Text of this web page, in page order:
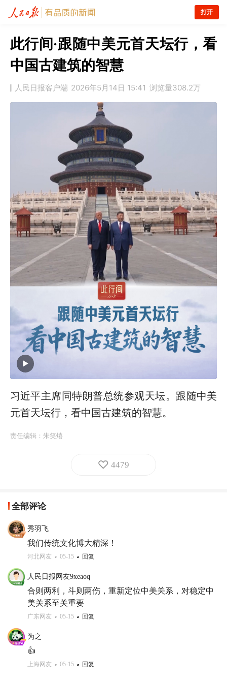
打开
此行间·跟随中美元首天坛行，看
中国古建筑的智慧
人民日报客户端 2026年5月14日 15:41 浏览量308.2万
习近平主席同特朗普总统参观天坛。跟随中美
元首天坛行，看中国古建筑的智慧。
责任编辑： 朱笑熺
4479
全部评论
秀羽飞
我们传统文化博大精深！
河北网友 05-15 回复
人民日报网友9xeaoq
合则两利，斗则两伤，重新定位中美关系，对稳定中
美关系至关重要
广东网友 05-15 回复
为之
👍
上海网友 05-15 回复